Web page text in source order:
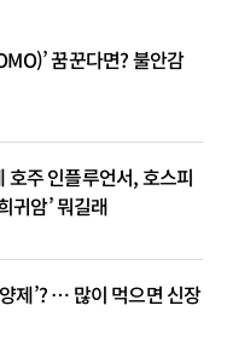
꿈꾼다면? 불안감
호주 인플루언서, 호스피
귀암’ 뭐길래
제’? … 많이 먹으면 신장